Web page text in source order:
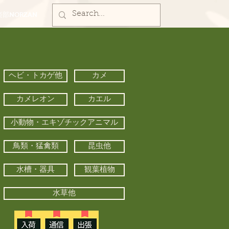
ヘビ・トカゲ他 カメ
カメレオン カエル
小動物・エキゾチックアニマル
鳥類・猛禽類 昆虫他
水槽・器具 観葉植物
水草他